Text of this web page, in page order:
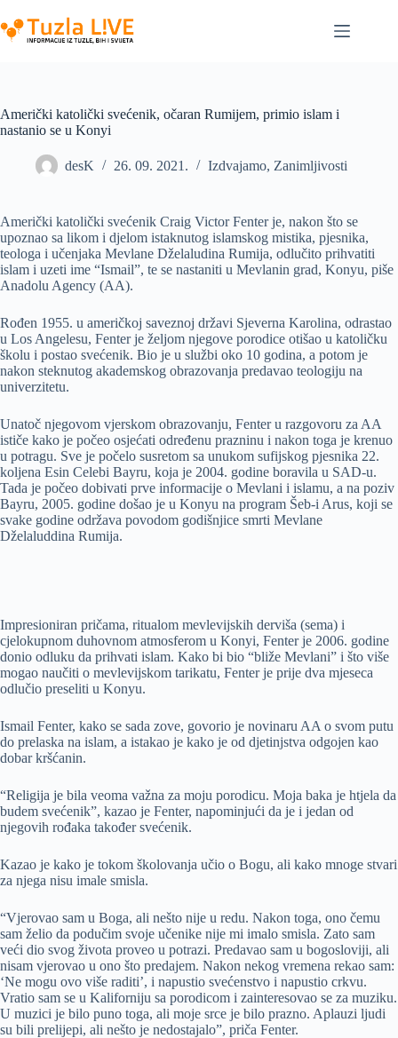
to
content
Američki katolički svećenik, očaran Rumijem, primio islam i
nastanio se u Konyi
desK 26. 09. 2021. Izdvajamo, Zanimljivosti
Američki katolički svećenik Craig Victor Fenter je, nakon što se
upoznao sa likom i djelom istaknutog islamskog mistika, pjesnika,
teologa i učenjaka Mevlane Dželaludina Rumija, odlučito prihvatiti
islam i uzeti ime “Ismail”, te se nastaniti u Mevlanin grad, Konyu, piše
Anadolu Agency (AA).
Rođen 1955. u američkoj saveznoj državi Sjeverna Karolina, odrastao
u Los Angelesu, Fenter je željom njegove porodice otišao u katoličku
školu i postao svećenik. Bio je ​u službi oko 10 godina, a potom je
nakon steknutog akademskog obrazovanja predavao teologiju na
univerzitetu.
Unatoč njegovom vjerskom obrazovanju, Fenter u razgovoru za AA
ističe kako je počeo osjećati određenu prazninu i nakon toga je krenuo
u potragu. Sve je počelo susretom sa unukom sufijskog pjesnika 22.
koljena Esin Celebi Bayru, koja je 2004. godine boravila u SAD-u.
Tada je počeo dobivati prve informacije o Mevlani i islamu, a na poziv
Bayru, 2005. godine došao je u Konyu na program Šeb-i Arus, koji se
svake godine održava povodom godišnjice smrti Mevlane
Dželaluddina Rumija.
Impresioniran pričama, ritualom mevlevijskih derviša (sema) i
cjelokupnom duhovnom atmosferom u Konyi, Fenter je 2006. godine
donio odluku da prihvati islam. Kako bi bio “bliže Mevlani” i što više
mogao naučiti o mevlevijskom tarikatu, Fenter je prije dva mjeseca
odlučio preseliti u Konyu.
Ismail Fenter, kako se sada zove, govorio je novinaru AA o svom putu
do prelaska na islam, a istakao je kako je od djetinjstva odgojen kao
dobar kršćanin.
“Religija je bila veoma važna za moju porodicu. Moja baka je htjela da
budem svećenik”, kazao je Fenter, napominjući da je i jedan od
njegovih rođaka također svećenik.
Kazao je kako je tokom školovanja učio o Bogu, ali kako mnoge stvari
za njega nisu imale smisla.
“Vjerovao sam u Boga, ali nešto nije u redu. Nakon toga, ono čemu
sam želio da podučim svoje učenike nije mi imalo smisla. Zato sam
veći dio svog života proveo u potrazi. Predavao sam u bogosloviji, ali
nisam vjerovao u ono što predajem. Nakon nekog vremena rekao sam:
‘Ne mogu ovo više raditi’, i napustio svećenstvo i napustio crkvu.
Vratio sam se u Kaliforniju sa porodicom i zainteresovao se za muziku.
U muzici je bilo puno toga, ali moje srce je bilo prazno. Aplauzi ljudi
su bili prelijepi, ali nešto je nedostajalo”, priča Fenter.